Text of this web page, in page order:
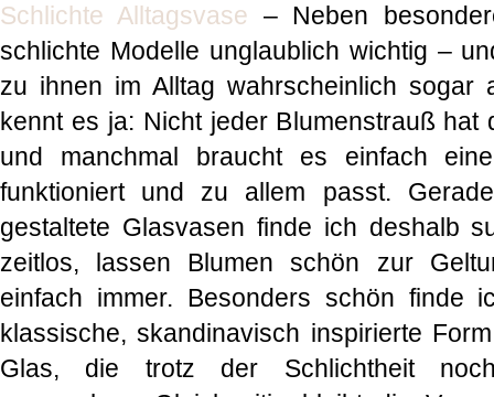
Schlichte Alltagsvase – Neben
schlichte Modelle unglaublich wichtig –
zu ihnen im Alltag wahrscheinlich sogar
kennt es ja: Nicht jeder Blumenstrauß hat
und manchmal braucht es einfach
funktioniert und zu allem passt.
gestaltete Glasvasen finde ich deshalb
zeitlos, lassen Blumen schön zur
einfach immer. Besonders schön finde
klassische, skandinavisch inspirierte
Glas, die trotz der Schlichtheit